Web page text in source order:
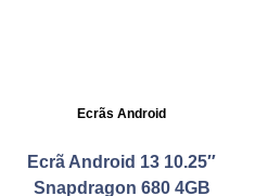
Ecrãs Android
Ecrã Android 13 10.25″
Snapdragon 680 4GB